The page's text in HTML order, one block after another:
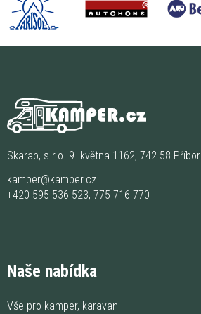
Skarab, s.r.o. 9. května 1162, 742 58 Příbor
kamper@kamper.cz
+420 595 536 523, 775 716 770
Naše nabídka
Vše pro kamper, karavan